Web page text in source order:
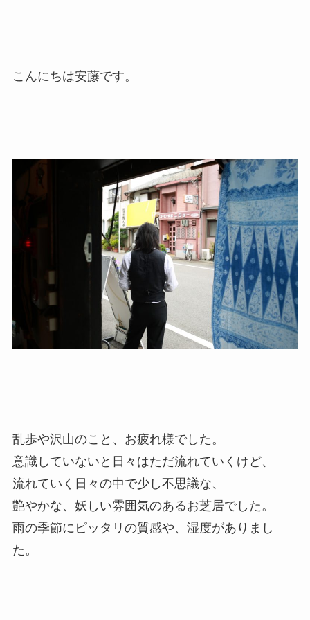
こんにちは安藤です。
乱歩や沢山のこと、お疲れ様でした。
意識していないと日々はただ流れていくけど、
流れていく日々の中で少し不思議な、
艶やかな、妖しい雰囲気のあるお芝居でした。
雨の季節にピッタリの質感や、湿度がありまし
た。